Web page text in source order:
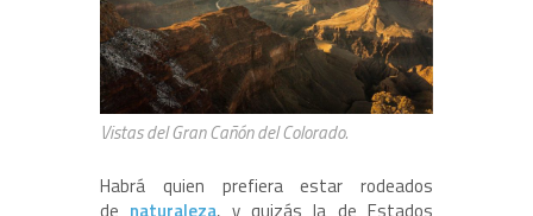
Vistas del Gran Cañón del Colorado.
Habrá quien prefiera estar rodeados